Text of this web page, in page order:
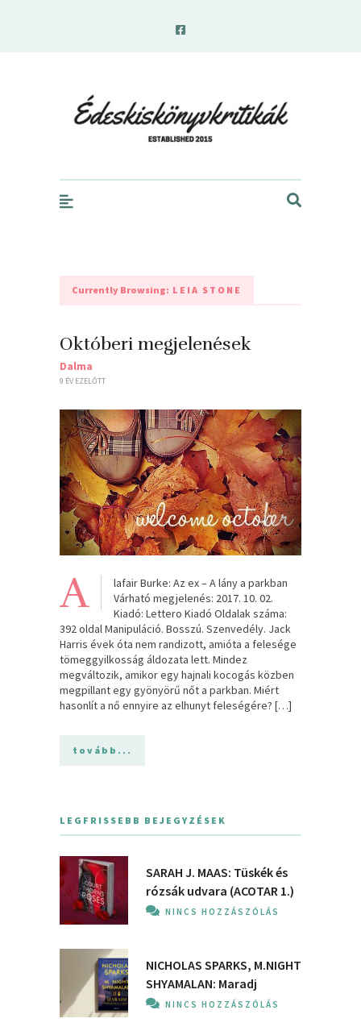
Currently Browsing: LEIA STONE
Októberi megjelenések
Dalma
9 ÉV EZELŐTT
A
lafair Burke: Az ex – A lány a parkban
Várható megjelenés: 2017. 10. 02.
Kiadó: Lettero Kiadó Oldalak száma:
392 oldal Manipuláció. Bosszú. Szenvedély. Jack
Harris évek óta nem randizott, amióta a felesége
tömeggyilkosság áldozata lett. Mindez
megváltozik, amikor egy hajnali kocogás közben
megpillant egy gyönyörű nőt a parkban. Miért
hasonlít a nő ennyire az elhunyt feleségére? […]
tovább...
LEGFRISSEBB BEJEGYZÉSEK
SARAH J. MAAS: Tüskék és
rózsák udvara (ACOTAR 1.)
NINCS HOZZÁSZÓLÁS
NICHOLAS SPARKS, M.NIGHT
SHYAMALAN: Maradj
NINCS HOZZÁSZÓLÁS